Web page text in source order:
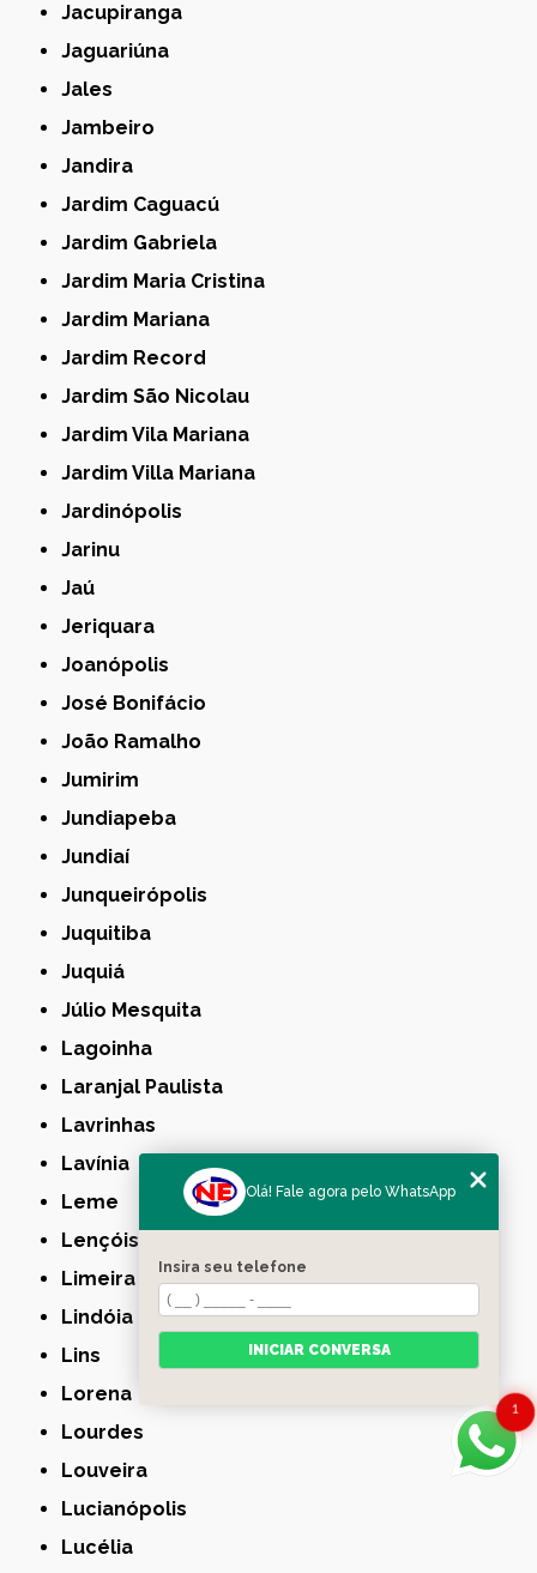
Jacupiranga
Jaguariúna
Jales
Jambeiro
Jandira
Jardim Caguacú
Jardim Gabriela
Jardim Maria Cristina
Jardim Mariana
Jardim Record
Jardim São Nicolau
Jardim Vila Mariana
Jardim Villa Mariana
Jardinópolis
Jarinu
Jaú
Jeriquara
Joanópolis
José Bonifácio
João Ramalho
Jumirim
Jundiapeba
Jundiaí
Junqueirópolis
Juquitiba
Juquiá
Júlio Mesquita
Lagoinha
Laranjal Paulista
Lavrinhas
Lavínia
Leme
Lençóis Paulista
Limeira
Lindóia
Lins
Lorena
Lourdes
Louveira
Lucianópolis
Lucélia
1
Olá! Fale agora pelo WhatsApp
Insira seu telefone
INICIAR CONVERSA